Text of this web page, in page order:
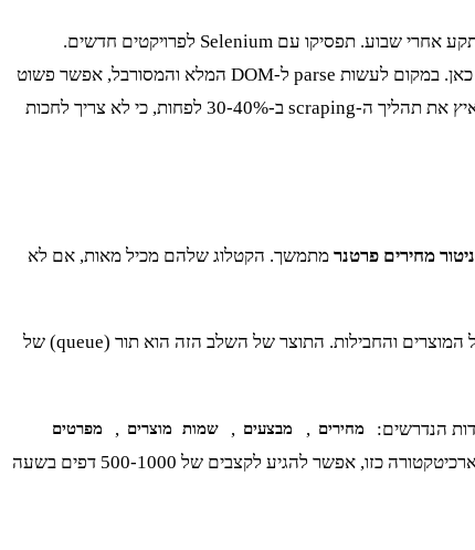
הפתרון היחיד שעובד בעקביות הוא להשתמש ב-headless browser. כן, זה דורש יותר משאבים, אבל זה ההבדל בין פרויקט שעובד לבין פרויקט שנתקע אחרי שבוע. תפסיקו עם Selenium לפרויקטים חדשים.
Playwright מנצח אותו ב-2025 בכל מטריקה רלוונטית – מהירות, יציבות, וה-API שלו פשוט נקי יותר. היכולת שלו ליירט בקשות רשת היא קריטית כאן. במקום לעשות parse ל-DOM המלא והמסורבל, אפשר פשוט
להקשיב לבקשות ה-API הפנימיות שהדפדפן שולח, ולחלץ את ה-JSON הנקי ישירות משם. זה מקטין את התלות בסלקטורים של CSS שבירים, ומאיץ את תהליך ה-scraping ב-30-40% לפחות, כי לא צריך לחכות
ניטור מחירים פרטנר מתמשך. הקטלוג שלהם מכיל מאות, אם לא
שלב הגילוי צריך להיות קל ומהיר. Crawler ייעודי סורק את מפת האתר, את דפי הקטגוריות והתפריטים כדי לייצר רשימה של כל כתובות ה-URL של המוצרים והחבילות. התוצר של השלב הזה הוא תור (queue) של
מחירים , מבצעים , שמות מוצרים , מפרטים
טכניים וכו'. אם אתם לא משתמשים ב-async ל-1000+ דפים, אתם מבזבזים 80% מהזמן על המתנה ל-IO. דרישת חובה, לא nice-to-have. עם ארכיטקטורה כזו, אפשר להגיע לקצבים של 500-1000 דפים בשעה